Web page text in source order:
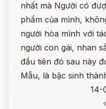
nhất mà Người có
phẩm của mình,
người hòa mình với
người con gái, nhan
đầu tiên đó sau này
Mẫu, là bậc sinh
14-